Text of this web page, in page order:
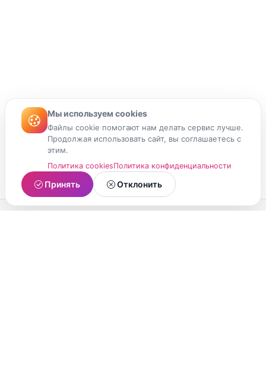
Мы используем cookies
Файлы cookie помогают нам делать сервис лучше.
Продолжая использовать сайт, вы соглашаетесь с
этим.
Политика cookiesПолитика конфиденциальности
Принять Отклонить